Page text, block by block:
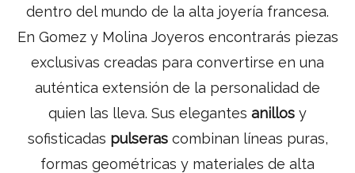
dentro del mundo de la alta joyería francesa.
En Gomez y Molina Joyeros encontrarás piezas
exclusivas creadas para convertirse en una
auténtica extensión de la personalidad de
quien las lleva. Sus elegantes anillos y
sofisticadas pulserascombinan líneas puras,
formas geométricas y materiales de alta